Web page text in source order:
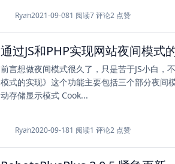
Ryan2021-09-081 阅读7 评论2 点赞
2020-09-18
通过JS和PHP实现网站夜间模式
前言想做夜间模式很久了，只是苦于JS小白，
模式的实现》这个功能主要包括三个部分夜间
动存储显示模式 Cook...
Ryan2020-09-181 阅读1 评论2 点赞